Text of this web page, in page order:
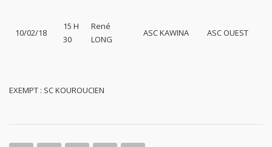
10/02/18
15 H
30
René
LONG
ASC KAWINA ASC OUEST
EXEMPT : SC KOUROUCIEN